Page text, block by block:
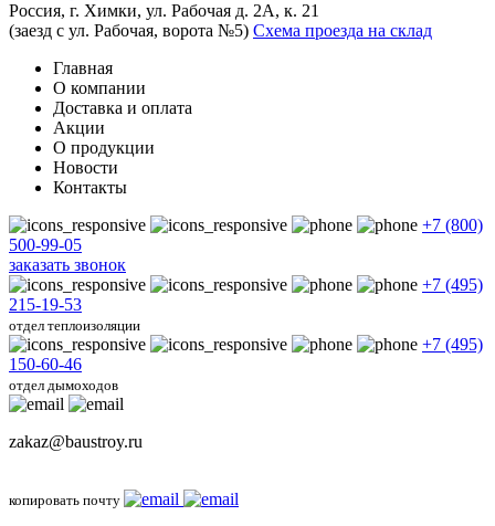
Россия, г. Химки, ул. Рабочая д. 2А, к. 21
(заезд с ул. Рабочая, ворота №5) Схема проезда на склад
Главная
О компании
Доставка и оплата
Акции
О продукции
Новости
Контакты
+7 (800)
500-99-05
заказать звонок
+7 (495)
215-19-53
отдел теплоизоляции
+7 (495)
150-60-46
отдел дымоходов
zakaz@baustroy.ru
копировать почту